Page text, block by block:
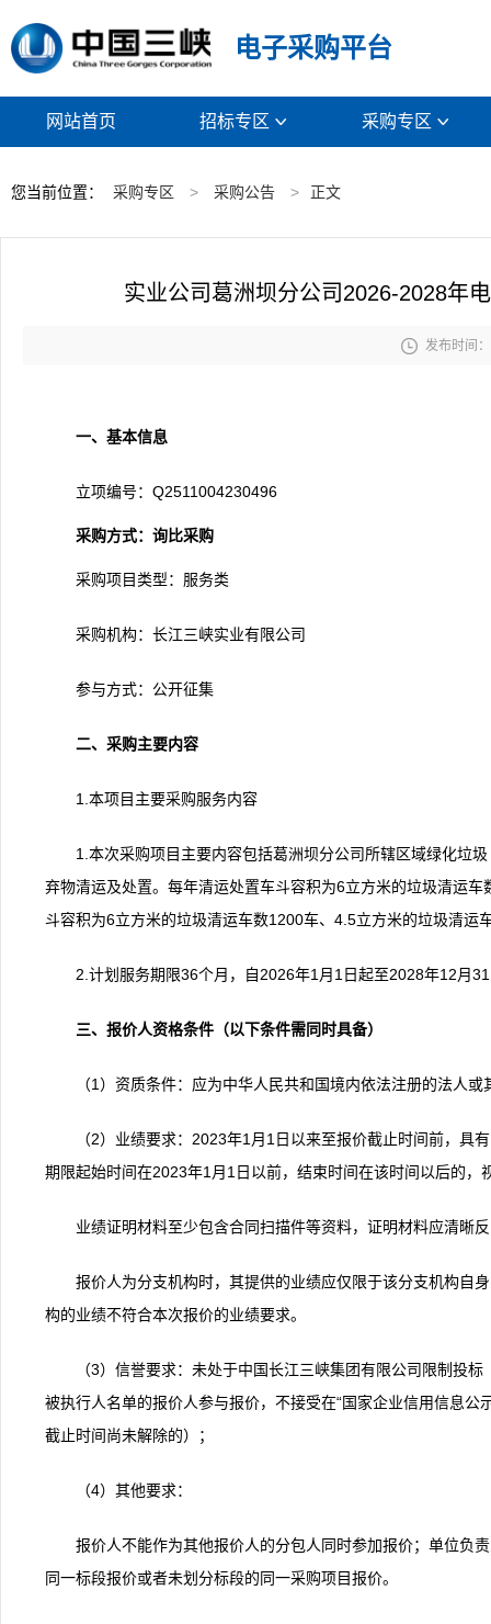
电子采购平台
网站首页 招标专区  采购专区 
您当前位置： 采购专区 > 采购公告 > 正文
实业公司葛洲坝分公司2026-2028年
 发布时间
一、基本信息
立项编号：Q2511004230496
采购方式： 询比采购
采购项目类型：服务类
采购机构：长江三峡实业有限公司
参与方式：公开征集
二、采购主要内容
1.本项目主要采购服务内容
1.本次采购项目主要内容包括葛洲坝分公司所辖区域绿化垃
弃物清运及处置。每年清运处置车斗容积为6立方米的垃圾清运
斗容积为6立方米的垃圾清运车数1200车、4.5立方米的垃圾清运
2.计划服务期限36个月，自2026年1月1日起至2028年12月
三、报价人资格条件（以下条件需同时具备）
（1）资质条件：应为中华人民共和国境内依法注册的法人
（2）业绩要求：2023年1月1日以来至报价截止时间前，具
期限起始时间在2023年1月1日以前，结束时间在该时间以后的，
业绩证明材料至少包含合同扫描件等资料，证明材料应清晰
报价人为分支机构时，其提供的业绩应仅限于该分支机构自
构的业绩不符合本次报价的业绩要求。
（3）信誉要求：未处于中国长江三峡集团有限公司限制投
被执行人名单的报价人参与报价，不接受在“国家企业信用信息
截止时间尚未解除的）；
（4）其他要求：
报价人不能作为其他报价人的分包人同时参加报价；单位负
同一标段报价或者未划分标段的同一采购项目报价。